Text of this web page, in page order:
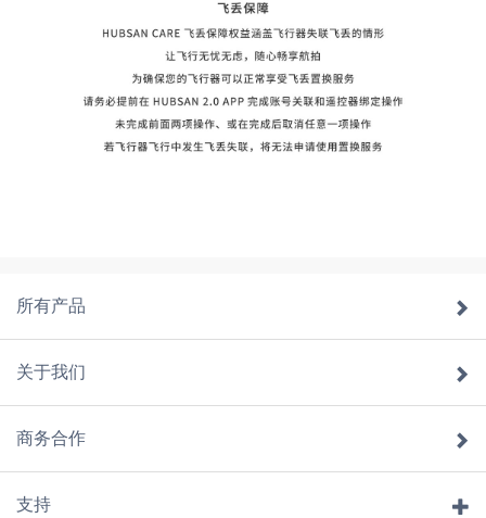
所有产品
关于我们
商务合作
支持